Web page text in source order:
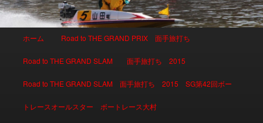
メインコンテンツへ移動
サブコンテンツへ移動
ホーム Road to THE GRAND PRIX 面手旅打ち
Road to THE GRAND SLAM 面手旅打ち 2015
Road to THE GRAND SLAM 面手旅打ち 2015 SG第42回ボー
トレースオールスター ボートレース大村